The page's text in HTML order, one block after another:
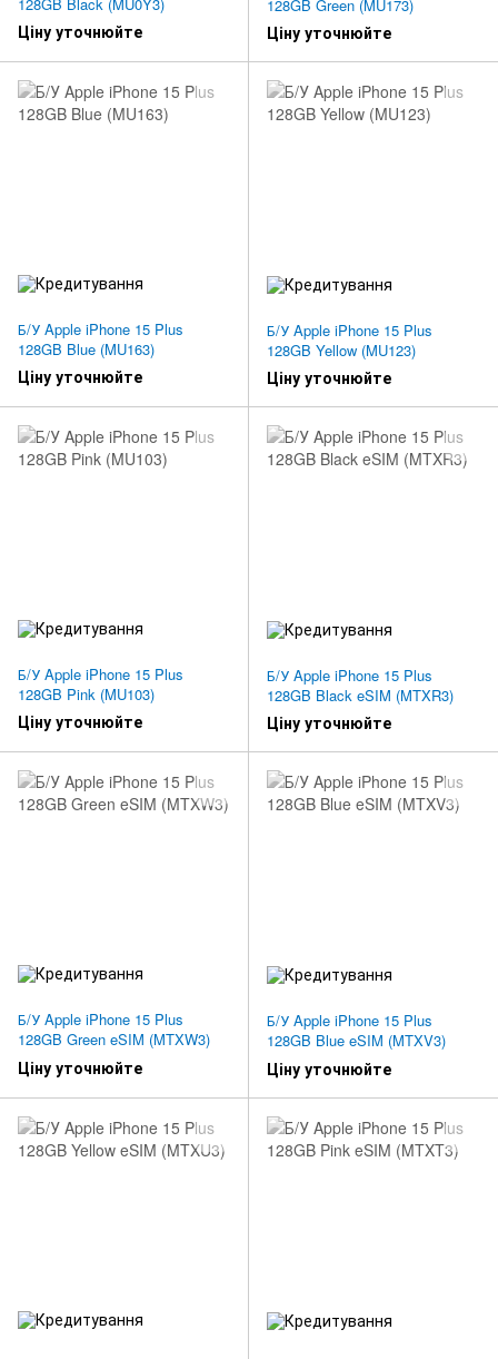
Ціну уточнюйте
128GB Green (MU173)
Ціну уточнюйте
Б/У Apple iPhone 15 Plus
128GB Blue (MU163)
Ціну уточнюйте
Б/У Apple iPhone 15 Plus
128GB Yellow (MU123)
Ціну уточнюйте
Б/У Apple iPhone 15 Plus
128GB Pink (MU103)
Ціну уточнюйте
Б/У Apple iPhone 15 Plus
128GB Black eSIM (MTXR3)
Ціну уточнюйте
Б/У Apple iPhone 15 Plus
128GB Green eSIM (MTXW3)
Ціну уточнюйте
Б/У Apple iPhone 15 Plus
128GB Blue eSIM (MTXV3)
Ціну уточнюйте